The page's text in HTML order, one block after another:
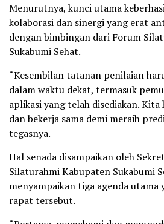
Menurutnya, kunci utama
kolaborasi dan sinergi yang erat
dengan bimbingan dari Forum
Sukabumi Sehat.
“Kesembilan tatanan penilaian
dalam waktu dekat, termasuk
aplikasi yang telah disediakan.
dan bekerja sama demi meraih
tegasnya.
Hal senada disampaikan oleh
Silaturahmi Kabupaten Sukabumi
menyampaikan tiga agenda utama
rapat tersebut.